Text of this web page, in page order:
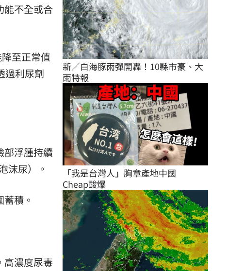
能不全或合
至正常值
過利尿劑
部浮腫持續
沫尿）。
積。
高濃度尿毒
新／白海豚雨彈開轟！10縣市豪、大
雨特報
「我是台灣人」胸章產地中國
Cheap酸爆